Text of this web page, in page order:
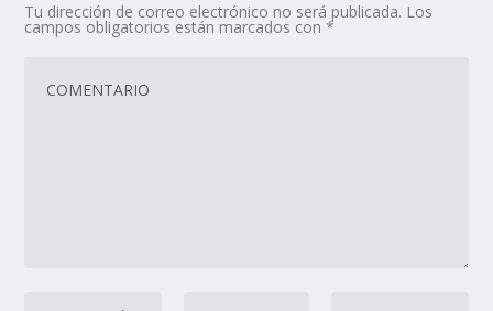
Tu dirección de correo electrónico no será publicada. Los
campos obligatorios están marcados con*